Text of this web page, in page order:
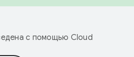
с помощью Cloud